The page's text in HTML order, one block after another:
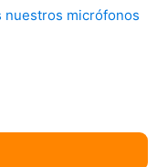
nuestros micrófonos